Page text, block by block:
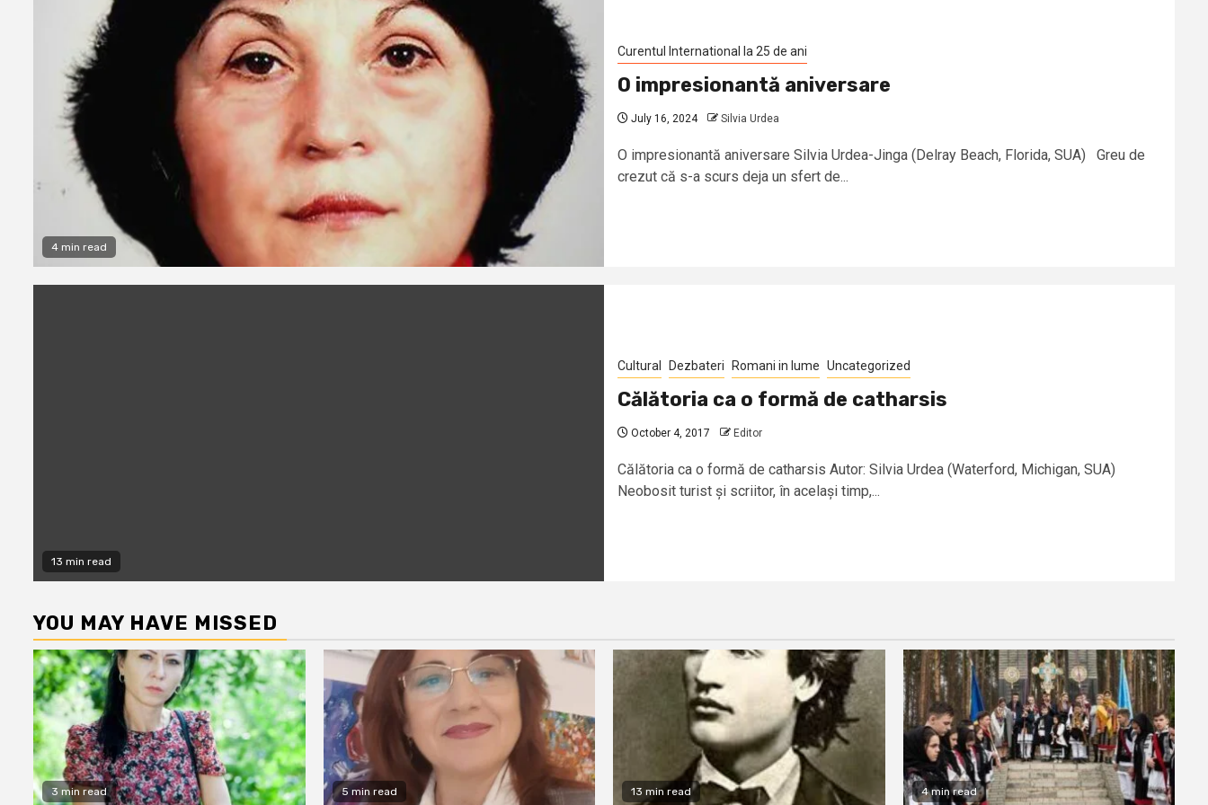
4 min read
Curentul International la 25 de ani
O impresionantă aniversare
July 16, 2024 Silvia Urdea
O impresionantă aniversare Silvia Urdea-Jinga (Delray Beach, Florida, SUA) Greu de
crezut că s-a scurs deja un sfert de...
13 min read
Cultural Dezbateri Romani in lume Uncategorized
Călătoria ca o formă de catharsis
October 4, 2017 Editor
Călătoria ca o formă de catharsis Autor: Silvia Urdea (Waterford, Michigan, SUA)
Neobosit turist și scriitor, în același timp,...
YOU MAY HAVE MISSED
3 min read 5 min read 13 min read 4 min read